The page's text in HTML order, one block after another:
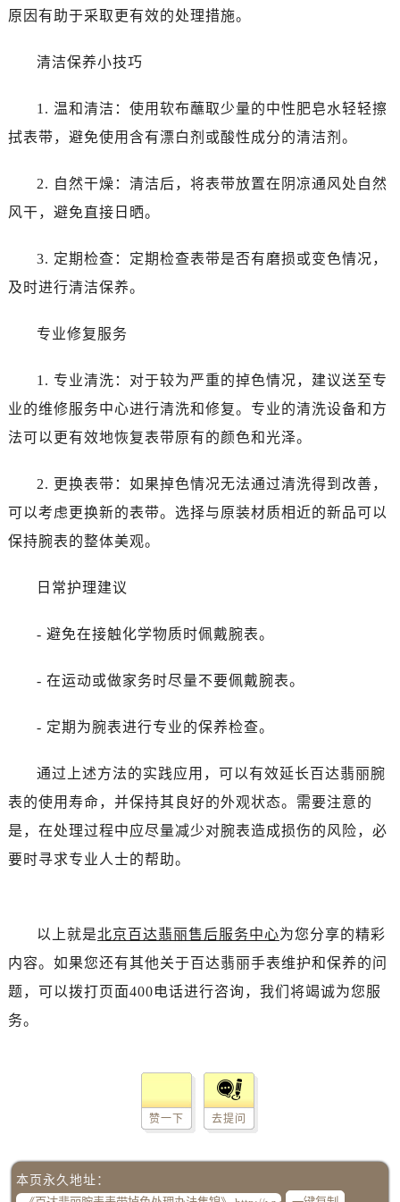
原因有助于采取更有效的处理措施。
清洁保养小技巧
1. 温和清洁：使用软布蘸取少量的中性肥皂水轻轻擦
拭表带，避免使用含有漂白剂或酸性成分的清洁剂。
2. 自然干燥：清洁后，将表带放置在阴凉通风处自然
风干，避免直接日晒。
3. 定期检查：定期检查表带是否有磨损或变色情况，
及时进行清洁保养。
专业修复服务
1. 专业清洗：对于较为严重的掉色情况，建议送至专
业的维修服务中心进行清洗和修复。专业的清洗设备和方
法可以更有效地恢复表带原有的颜色和光泽。
2. 更换表带：如果掉色情况无法通过清洗得到改善，
可以考虑更换新的表带。选择与原装材质相近的新品可以
保持腕表的整体美观。
日常护理建议
- 避免在接触化学物质时佩戴腕表。
- 在运动或做家务时尽量不要佩戴腕表。
- 定期为腕表进行专业的保养检查。
通过上述方法的实践应用，可以有效延长百达翡丽腕
表的使用寿命，并保持其良好的外观状态。需要注意的
是，在处理过程中应尽量减少对腕表造成损伤的风险，必
要时寻求专业人士的帮助。
以上就是北京百达翡丽售后服务中心为您分享的精彩
内容。如果您还有其他关于百达翡丽手表维护和保养的问
题，可以拨打页面400电话进行咨询，我们将竭诚为您服
务。
赞一下 去提问
本页永久地址：